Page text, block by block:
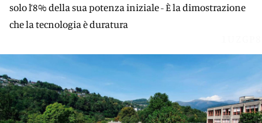
solo l’8% della sua potenza iniziale - È la dimostrazione
che la tecnologia è duratura